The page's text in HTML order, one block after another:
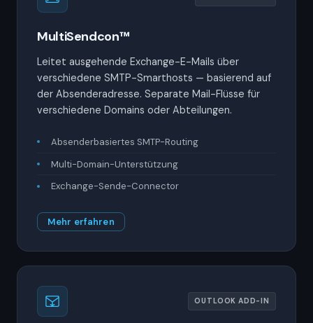
MultiSendcon™
Leitet ausgehende Exchange-E-Mails über
verschiedene SMTP-Smarthosts — basierend auf
der Absenderadresse. Separate Mail-Flüsse für
verschiedene Domains oder Abteilungen.
Absenderbasiertes SMTP-Routing
Multi-Domain-Unterstützung
Exchange-Sende-Connector
Mehr erfahren
OUTLOOK ADD-IN